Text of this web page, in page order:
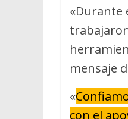
«Durante
mensaje
«
con el